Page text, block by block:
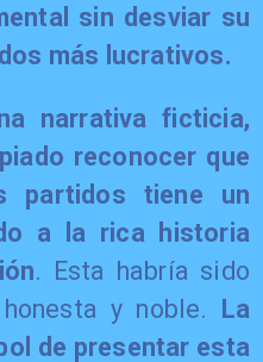
sin desviar su
más lucrativos.
narrativa ficticia,
reconocer que
partidos tiene un
a la rica historia
. Esta habría sido
y noble. La
de presentar esta